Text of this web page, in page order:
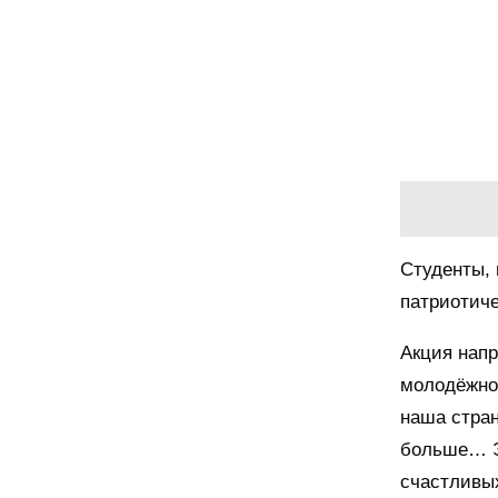
Студенты,
Акция
наша
больше…